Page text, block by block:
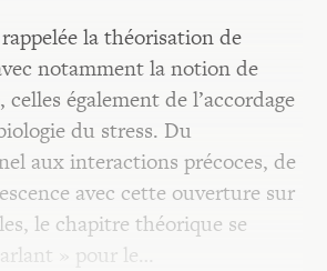
la théorisation de
notamment la notion de
celles également de l’accordage
du stress. Du
aux interactions précoces, de
avec cette ouverture sur
le chapitre théorique se
» pour le…